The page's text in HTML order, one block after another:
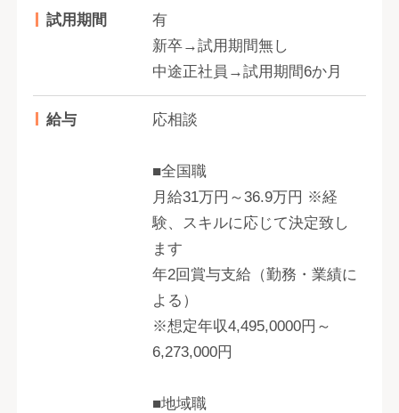
試用期間
有
新卒→試用期間無し
中途正社員→試用期間6か月
給与 応相談
■全国職
月給31万円～36.9万円 ※経
験、スキルに応じて決定致し
ます
年2回賞与支給（勤務・業績に
よる）
※想定年収4,495,0000円～
6,273,000円
■地域職